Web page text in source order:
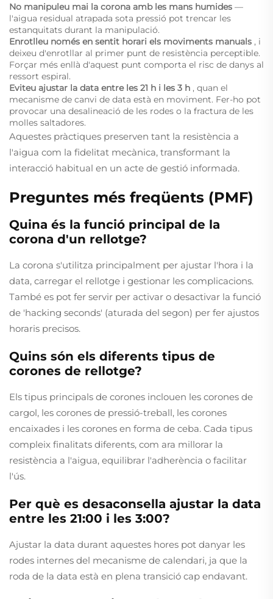
No manipuleu mai la corona amb les mans humides —
l'aigua residual atrapada sota pressió pot trencar les
estanquitats durant la manipulació.
Enrotlleu només en sentit horari els moviments manuals , i
deixeu d'enrotllar al primer punt de resistència perceptible.
Forçar més enllà d'aquest punt comporta el risc de danys al
ressort espiral.
Eviteu ajustar la data entre les 21 h i les 3 h , quan el
mecanisme de canvi de data està en moviment. Fer-ho pot
provocar una desalineació de les rodes o la fractura de les
molles saltadores.
Aquestes pràctiques preserven tant la resistència a
l'aigua com la fidelitat mecànica, transformant la
interacció habitual en un acte de gestió informada.
Preguntes més freqüents (PMF)
Quina és la funció principal de la
corona d'un rellotge?
La corona s'utilitza principalment per ajustar l'hora i la
data, carregar el rellotge i gestionar les complicacions.
També es pot fer servir per activar o desactivar la funció
de 'hacking seconds' (aturada del segon) per fer ajustos
horaris precisos.
Quins són els diferents tipus de
corones de rellotge?
Els tipus principals de corones inclouen les corones de
cargol, les corones de pressió-treball, les corones
encaixades i les corones en forma de ceba. Cada tipus
compleix finalitats diferents, com ara millorar la
resistència a l'aigua, equilibrar l'adherència o facilitar
l'ús.
Per què es desaconsella ajustar la data
entre les 21:00 i les 3:00?
Ajustar la data durant aquestes hores pot danyar les
rodes internes del mecanisme de calendari, ja que la
roda de la data està en plena transició cap endavant.